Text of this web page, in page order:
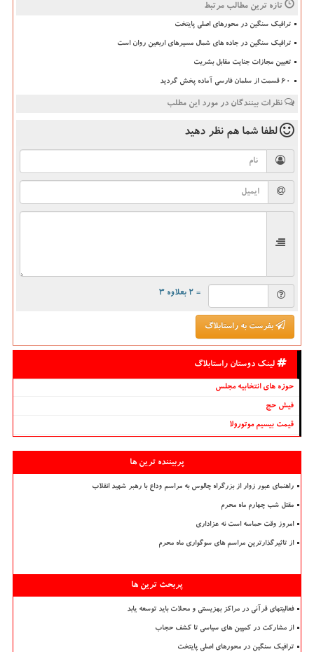
تازه ترین مطالب مرتبط
ترافیک سنگین در محورهای اصلی پایتخت
ترافیک سنگین در جاده های شمال مسیرهای اربعین روان است
تعیین مجازات جنایت مقابل بشریت
۶۰ قسمت از سلمان فارسی آماده پخش گردید
نظرات بینندگان در مورد این مطلب
لطفا شما هم نظر دهید
= ۲ بعلاوه ۳
بفرست به راستابلاگ
لینک دوستان راستابلاگ
حوزه های انتخابیه مجلس
فیش حج
قیمت بیسیم موتورولا
پربیننده ترین ها
راهنمای عبور زوار از بزرگراه چالوس به مراسم وداع با رهبر شهید انقلاب
مقتل شب چهارم ماه محرم
امروز وقت حماسه است نه عزاداری
از تاثیرگذارترین مراسم های سوگواری ماه محرم
پربحث ترین ها
فعالیتهای قرآنی در مراکز بهزیستی و محلات باید توسعه یابد
از مشارکت در کمپین های سیاسی تا کشف حجاب
ترافیک سنگین در محورهای اصلی پایتخت